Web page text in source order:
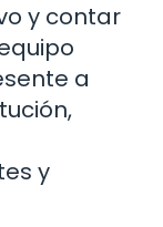
y contar
a
y